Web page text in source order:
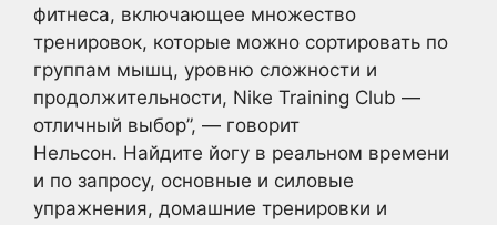
фитнеса, включающее множество
тренировок, которые можно сортировать по
группам мышц, уровню сложности и
продолжительности, Nike Training Club —
отличный выбор”, — говорит
Нельсон. Найдите йогу в реальном времени
и по запросу, основные и силовые
упражнения, домашние тренировки и